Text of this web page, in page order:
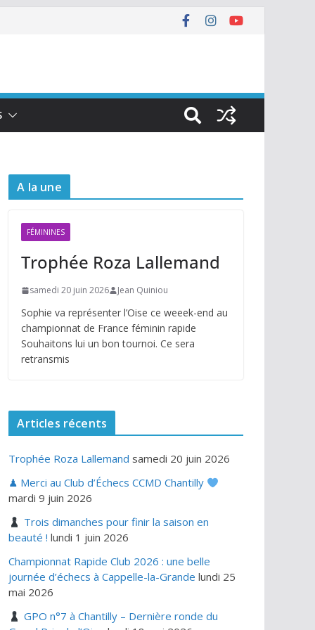
A la une
FÉMININES
Trophée Roza Lallemand
samedi 20 juin 2026 Jean Quiniou
Sophie va représenter l’Oise ce weeek-end au
championnat de France féminin rapide
Souhaitons lui un bon tournoi. Ce sera
retransmis
Articles récents
Trophée Roza Lallemand samedi 20 juin 2026
♟ Merci au Club d’Échecs CCMD Chantilly
mardi 9 juin 2026
Trois dimanches pour finir la saison en
beauté ! lundi 1 juin 2026
Championnat Rapide Club 2026 : une belle
journée d’échecs à Cappelle-la-Grande lundi 25
mai 2026
GPO n°7 à Chantilly – Dernière ronde du